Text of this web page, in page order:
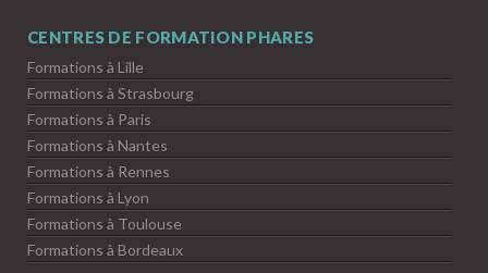
CENTRES DE FORMATION PHARES
Formations à Lille
Formations à Strasbourg
Formations à Paris
Formations à Nantes
Formations à Rennes
Formations à Lyon
Formations à Toulouse
Formations à Bordeaux